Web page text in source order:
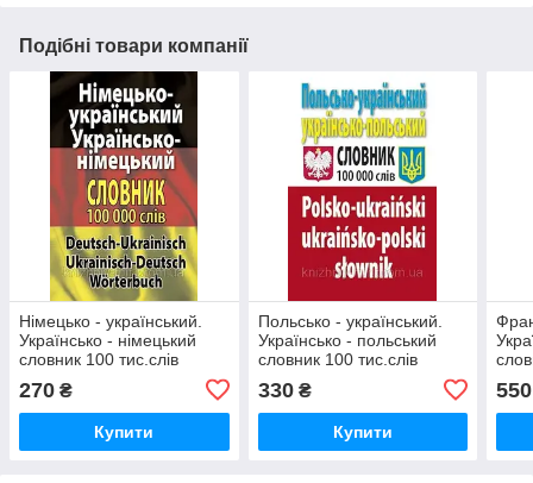
Подібні товари компанії
Німецько - український.
Українсько - німецький
словник 100 тис.слів
270 ₴
Купити
Польсько - український.
Українсько - польський
словник 100 тис.слів
330₴
Купити
550